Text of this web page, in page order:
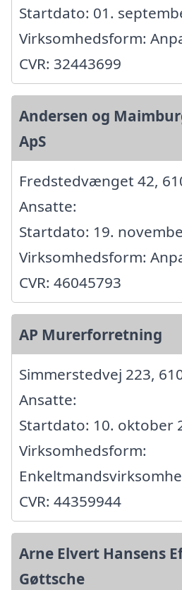
Startdato: 01.
Virksomhedsform:
CVR: 32443699
Andersen og
ApS
Fredstedvænget 42,
Ansatte:
Startdato: 19.
Virksomhedsform:
CVR: 46045793
AP Murerforretning
Simmerstedvej 223,
Ansatte:
Startdato: 10. oktober
Virksomhedsform:
CVR: 44359944
Arne Elvert Hansens
Gøttsche